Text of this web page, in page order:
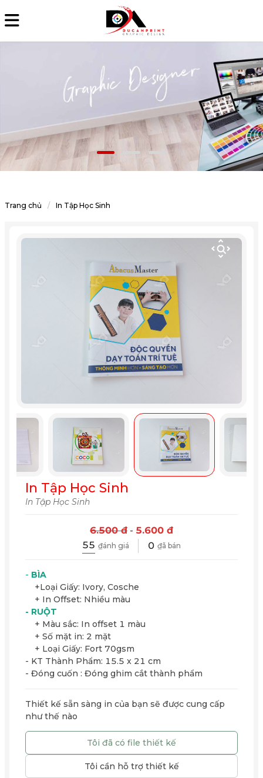
Trang chủ In Tập Học Sinh
In Tập Học Sinh
In Tập Học Sinh
6.500 đ - 5.600 đ
55 ₫ánh giá 0 ₫ã bán
- BÌA
+Loại Giấy: Ivory, Cosche
+ In Offset: Nhiều màu
- RUỘT
+ Màu sắc: In offset 1 màu
+ Số mặt in: 2 mặt
+ Loại Giấy: Fort 70gsm
- KT Thành Phẩm: 15.5 x 21 cm
- Đóng cuốn : Đóng ghim cắt thành phẩm
Thiết kế sẵn sàng in của bạn sẽ được cung cấp
như thế nào
Tôi đã có file thiết kế
Tôi cần hỗ trợ thiết kế